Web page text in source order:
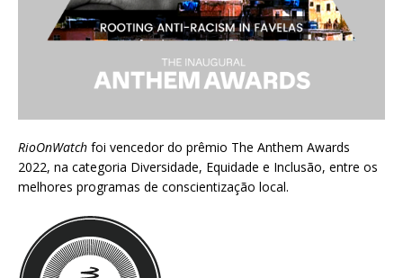
RioOnWatch foi vencedor do prêmio The Anthem Awards
2022, na categoria Diversidade, Equidade e Inclusão, entre os
melhores programas de conscientização local.